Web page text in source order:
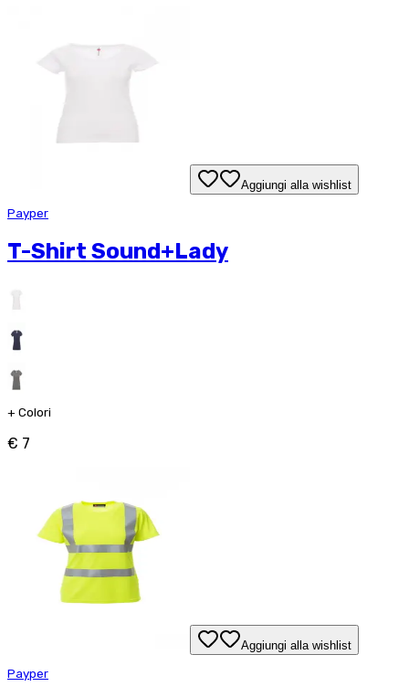
Aggiungi alla wishlist
Payper
T-Shirt Sound+Lady
+ Colori
€ 7
Aggiungi alla wishlist
Payper